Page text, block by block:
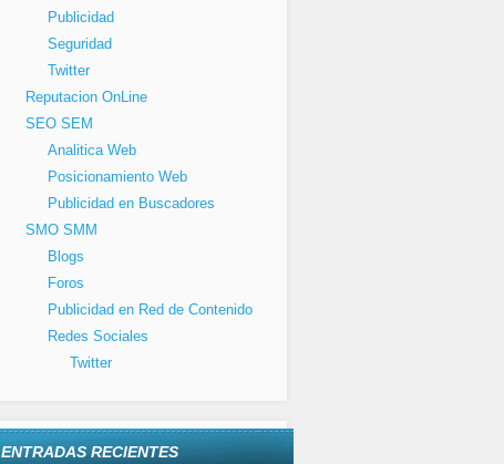
Publicidad
Seguridad
Twitter
Reputacion OnLine
SEO SEM
Analitica Web
Posicionamiento Web
Publicidad en Buscadores
SMO SMM
Blogs
Foros
Publicidad en Red de Contenido
Redes Sociales
Twitter
ENTRADAS RECIENTES